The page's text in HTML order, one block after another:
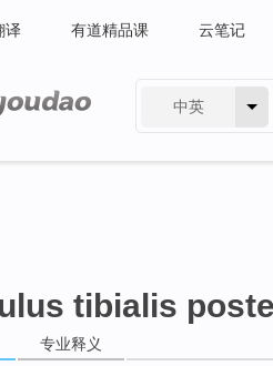
译 有道精品课 云笔记
中英
tibialis
专业释义